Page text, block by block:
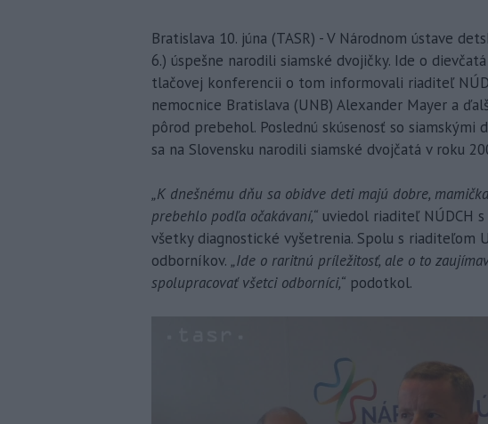
Bratislava 10. júna (TASR) - V Národnom ústave
6.) úspešne narodili siamské dvojičky. Ide o
tlačovej konferencii o tom informovali riaditeľ
nemocnice Bratislava (UNB) Alexander Mayer a
pôrod prebehol. Poslednú skúsenosť so siamskými
sa na Slovensku narodili siamské dvojčatá v roku
„K dnešnému dňu sa obidve deti majú dobre,
prebehlo podľa očakávaní,“ uviedol riaditeľ NÚDCH
všetky diagnostické vyšetrenia. Spolu s riaditeľom
odborníkov. „Ide o raritnú príležitosť, ale o to
spolupracovať všetci odborníci,“ podotkol.